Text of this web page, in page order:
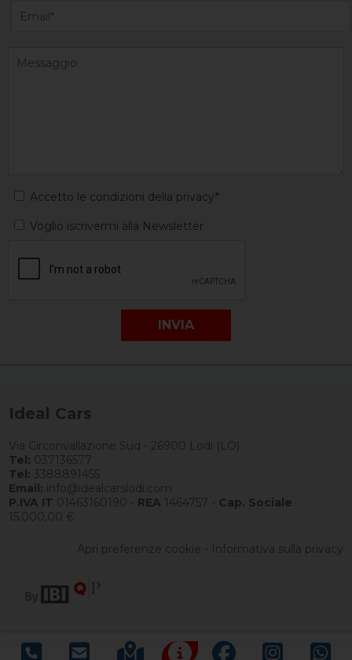
Accetto le condizioni della privacy*
Voglio iscrivermi alla Newsletter
Ideal Cars
Via Circonvallazione Sud - 26900 Lodi (LO)
Tel: 037136577
Tel: 3388891455
Email: info@idealcarslodi.com
P.IVA IT 01463160190 - REA 1464757 - Cap. Sociale
15.000,00 €
Apri preferenze cookie - Informativa sulla privacy